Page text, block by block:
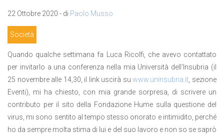
22 Ottobre 2020 - di Paolo Musso
Società
Quando qualche settimana fa Luca Ricolfi, che avevo contattato
per invitarlo a una conferenza nella mia Università dell’Insubria (il
25 novembre alle 14,30, il link uscirà suwww.uninsubria.it, sezione
Eventi), mi ha chiesto, con mia grande sorpresa, di scrivere un
contributo per il sito della Fondazione Hume sulla questione del
virus, mi sono sentito al tempo stesso onorato e intimidito, perché
ho da sempre molta stima di lui e del suo lavoro e non so se saprò